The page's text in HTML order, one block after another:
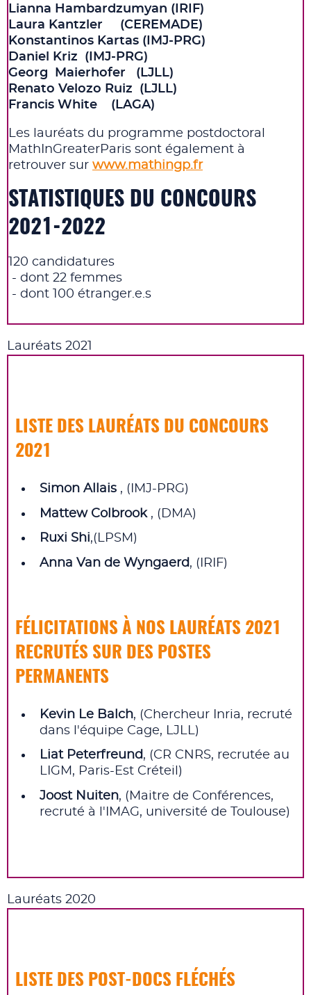
Lianna Hambardzumyan (IRIF)
Laura Kantzler (CEREMADE)
Konstantinos Kartas (IMJ-PRG)
Daniel Kriz (IMJ-PRG)
Georg Maierhofer (LJLL)
Renato Velozo Ruiz (LJLL)
Francis White (LAGA)
Les lauréats du programme postdoctoral
MathInGreaterParis sont également à
retrouver sur www.mathingp.fr
STATISTIQUES DU CONCOURS
2021-2022
120 candidatures
- dont 22 femmes
- dont 100 étranger.e.s
Lauréats 2021
LISTE DES LAURÉATS DU CONCOURS
2021
Simon Allais , (IMJ-PRG)
Mattew Colbrook , (DMA)
Ruxi Shi,(LPSM)
Anna Van de Wyngaerd, (IRIF)
FÉLICITATIONS À NOS LAURÉATS 2021
RECRUTÉS SUR DES POSTES
PERMANENTS
Kevin Le Balch, (Chercheur Inria, recruté
dans l'équipe Cage, LJLL)
Liat Peterfreund, (CR CNRS, recrutée au
LIGM, Paris-Est Créteil)
Joost Nuiten, (Maitre de Conférences,
recruté à l'IMAG, université de Toulouse)
Lauréats 2020
LISTE DES POST‑DOCS FLÉCHÉS